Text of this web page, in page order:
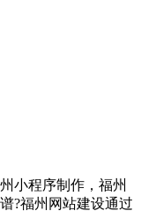
小程序制作，福州
?福州网站建设通过